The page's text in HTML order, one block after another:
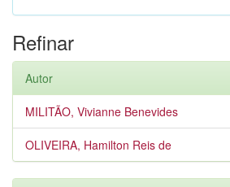
Refinar
Autor
MILITÃO, Vivianne Benevides
OLIVEIRA, Hamilton Reis de